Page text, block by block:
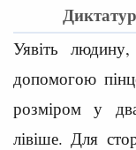
Уявіть
допомогою
розміром у
лівіше. Для